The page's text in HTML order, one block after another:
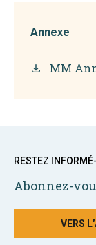
Annexe
MM
RESTEZ
Abonnez-
VERS